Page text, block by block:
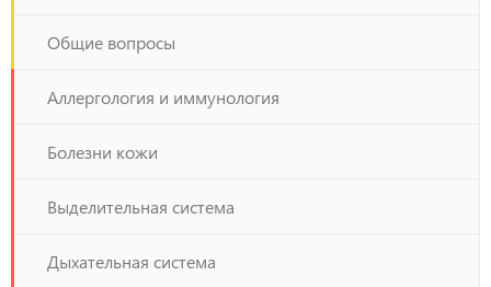
Общие вопросы
Аллергология и иммунология
Болезни кожи
Выделительная система
Дыхательная система